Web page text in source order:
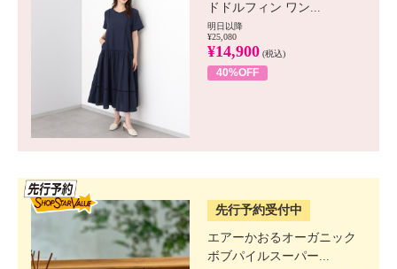
ドドルフィン ワン...
明日以降
¥25,080
¥14,900 (税込)
40%OFF
先行予約受付中
エアーかおるオーガニック
ボブパイルスーパー...